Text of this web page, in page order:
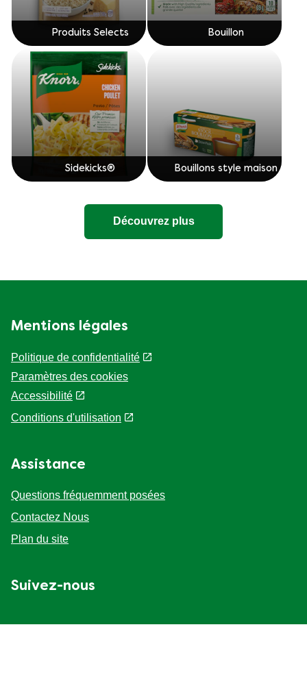
Produits Selects Bouillon
Sidekicks® Bouillons style maison
Découvrez plus
Mentions légales
Politique de confidentialité
Paramètres des cookies
Accessibilité
Conditions d'utilisation
Assistance
Questions fréquemment posées
Contactez Nous
Plan du site
Suivez-nous